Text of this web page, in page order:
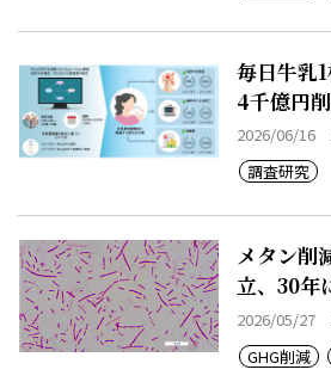
毎日牛乳
4千億円
2026/06/16
調査研究
メタン削
立、30年
構
2026/05/27
GHG削減